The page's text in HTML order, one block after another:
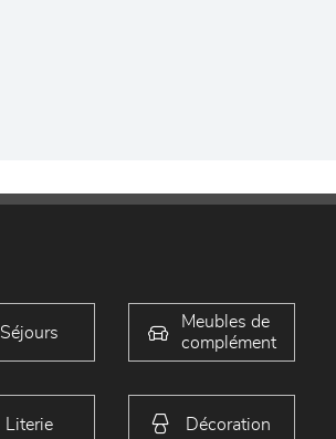
Séjours
Meubles de
complément
Literie Décoration